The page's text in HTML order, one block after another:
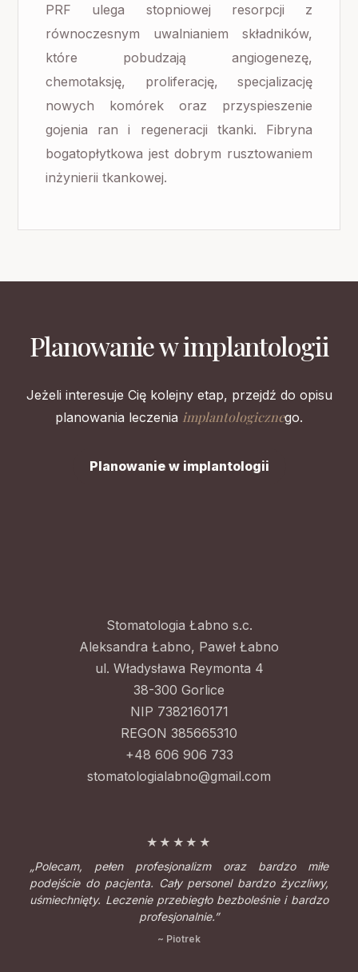
PRF ulega stopniowej resorpcji z
równoczesnym uwalnianiem składników,
które pobudzają angiogenezę,
chemotaksję, proliferację, specjalizację
nowych komórek oraz przyspieszenie
gojenia ran i regeneracji tkanki. Fibryna
bogatopłytkowa jest dobrym rusztowaniem
inżynierii tkankowej.
Planowanie w implantologii
Jeżeli interesuje Cię kolejny etap, przejdź do opisu
planowania leczenia implantologicznego.
Planowanie w implantologii
Stomatologia Łabno s.c.
Aleksandra Łabno, Paweł Łabno
ul. Władysława Reymonta 4
38-300 Gorlice
NIP 7382160171
REGON 385665310
+48 606 906 733
stomatologialabno@gmail.com
★★★★★
„Polecam, pełen profesjonalizm oraz bardzo miłe
podejście do pacjenta. Cały personel bardzo życzliwy,
uśmiechnięty. Leczenie przebiegło bezboleśnie i bardzo
profesjonalnie.”
~ Piotrek